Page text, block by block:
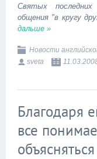
Святых
общения "в кругу
дальше »
Новости
sveta
Благодаря
все